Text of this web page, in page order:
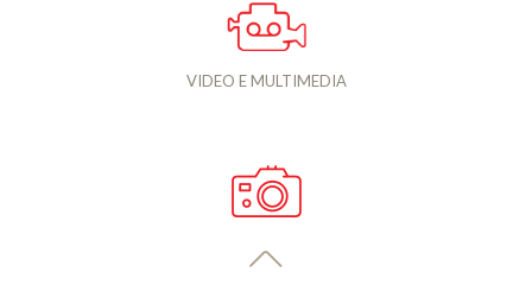
VIDEO E MULTIMEDIA